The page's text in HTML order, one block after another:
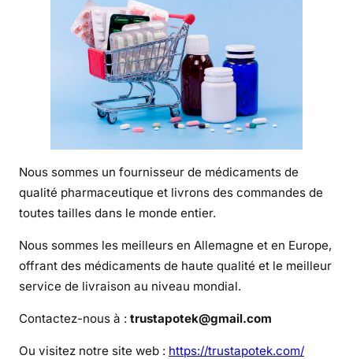
i
n
i
d
e
R
i
t
l
Nous sommes un fournisseur de médicaments de
qualité pharmaceutique et livrons des commandes de
toutes tailles dans le monde entier.
Nous sommes les meilleurs en Allemagne et en Europe,
offrant des médicaments de haute qualité et le meilleur
service de livraison au niveau mondial.
Contactez-nous à : trustapotek@gmail.com
Ou visitez notre site web : https://trustapotek.com/